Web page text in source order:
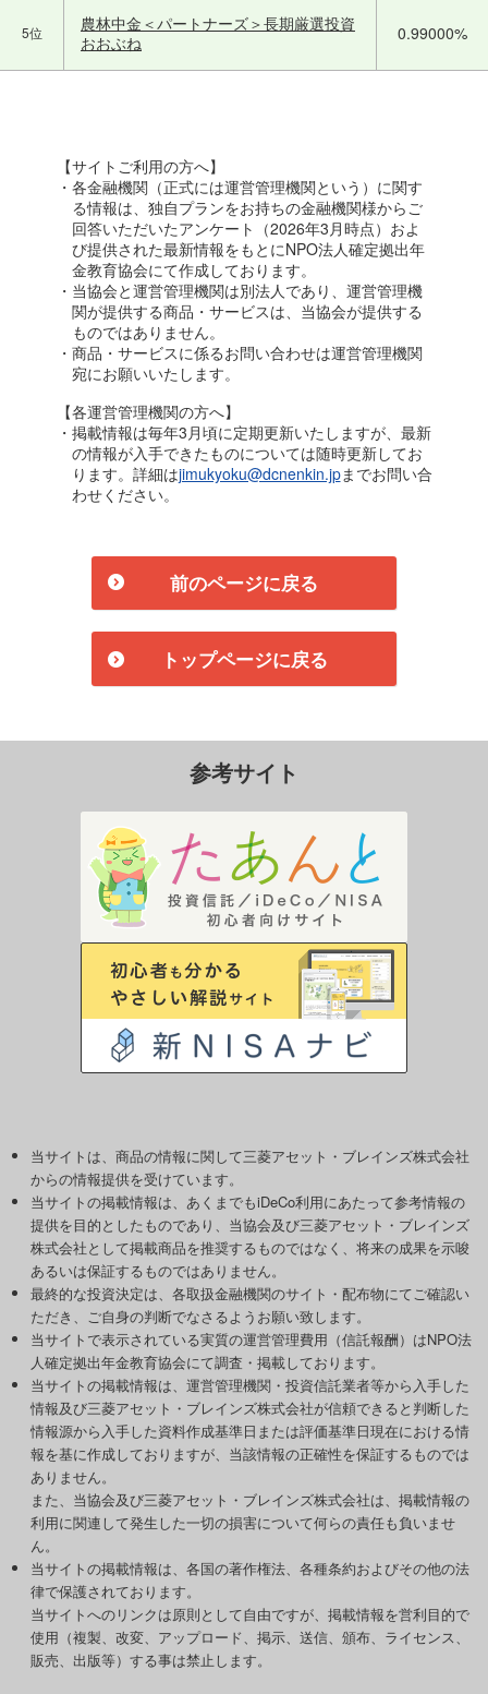
5位
農林中金＜パートナーズ＞長期厳選投資
おおぶね
0.99000%
【サイトご利用の方へ】
・各金融機関（正式には運営管理機関という）に関す
る情報は、独自プランをお持ちの金融機関様からご
回答いただいたアンケート（2026年3月時点）およ
び提供された最新情報をもとにNPO法人確定拠出年
金教育協会にて作成しております。
・当協会と運営管理機関は別法人であり、運営管理機
関が提供する商品・サービスは、当協会が提供する
ものではありません。
・商品・サービスに係るお問い合わせは運営管理機関
宛にお願いいたします。
【各運営管理機関の方へ】
・掲載情報は毎年3月頃に定期更新いたしますが、最新
の情報が入手できたものについては随時更新してお
ります。詳細はjimukyoku@dcnenkin.jpまでお問い合
わせください。
前のページに戻る
トップページに戻る
参考サイト
当サイトは、商品の情報に関して三菱アセット・ブレインズ株式会社
からの情報提供を受けています。
当サイトの掲載情報は、あくまでもiDeCo利用にあたって参考情報の
提供を目的としたものであり、当協会及び三菱アセット・ブレインズ
株式会社として掲載商品を推奨するものではなく、将来の成果を示唆
あるいは保証するものではありません。
最終的な投資決定は、各取扱金融機関のサイト・配布物にてご確認い
ただき、ご自身の判断でなさるようお願い致します。
当サイトで表示されている実質の運営管理費用（信託報酬）はNPO法
人確定拠出年金教育協会にて調査・掲載しております。
当サイトの掲載情報は、運営管理機関・投資信託業者等から入手した
情報及び三菱アセット・ブレインズ株式会社が信頼できると判断した
情報源から入手した資料作成基準日または評価基準日現在における情
報を基に作成しておりますが、当該情報の正確性を保証するものでは
ありません。
また、当協会及び三菱アセット・ブレインズ株式会社は、掲載情報の
利用に関連して発生した一切の損害について何らの責任も負いませ
ん。
当サイトの掲載情報は、各国の著作権法、各種条約およびその他の法
律で保護されております。
当サイトへのリンクは原則として自由ですが、掲載情報を営利目的で
使用（複製、改変、アップロード、掲示、送信、頒布、ライセンス、
販売、出版等）する事は禁止します。